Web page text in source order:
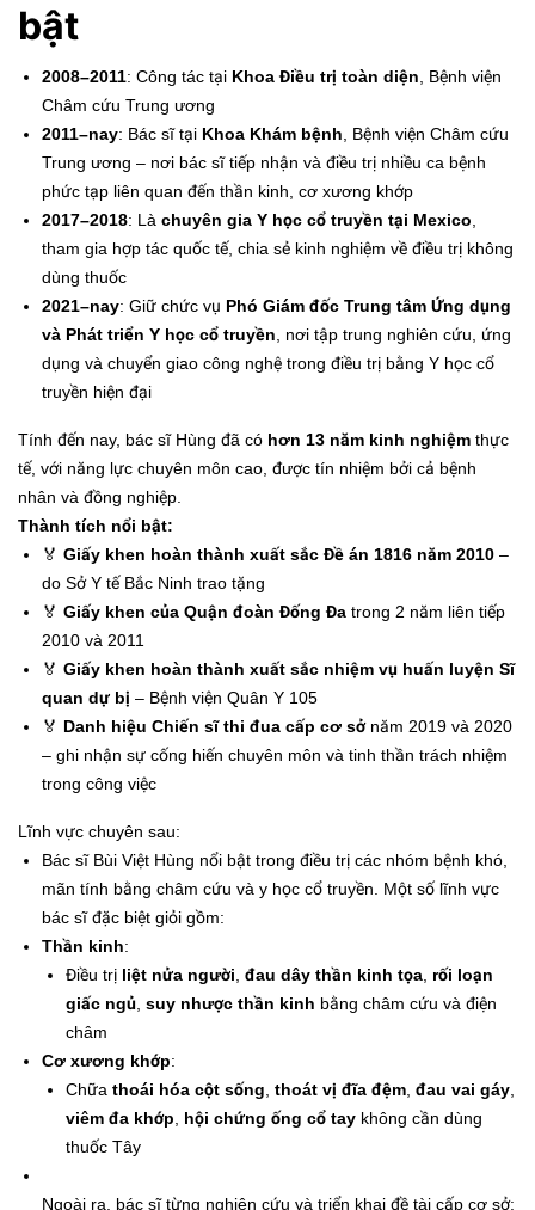
bật
2008–2011: Công tác tại Khoa Điều trị toàn diện , Bệnh viện
Châm cứu Trung ương
2011–nay: Bác sĩ tại Khoa Khám bệnh , Bệnh viện Châm cứu
Trung ương – nơi bác sĩ tiếp nhận và điều trị nhiều ca bệnh
phức tạp liên quan đến thần kinh, cơ xương khớp
2017–2018: Là chuyên gia Y học cổ truyền tại Mexico
tham gia hợp tác quốc tế, chia sẻ kinh nghiệm về điều trị không
dùng thuốc
2021–nay: Giữ chức vụ Phó Giám đốc Trung tâm Ứng dụng
và Phát triển Y học cổ truyền , nơi tập trung nghiên cứu, ứng
dụng và chuyển giao công nghệ trong điều trị bằng Y học cổ
truyền hiện đại
Tính đến nay, bác sĩ Hùng đã có hơn 13 năm kinh nghiệm thực
tế, với năng lực chuyên môn cao, được tín nhiệm bởi cả bệnh
nhân và đồng nghiệp.
Thành tích nổi bật:
🏅 Giấy khen hoàn thành xuất sắc Đề án 1816 năm 2010 –
do Sở Y tế Bắc Ninh trao tặng
🏅 Giấy khen của Quận đoàn Đống Đa trong 2 năm liên tiếp
2010 và 2011
🏅 Giấy khen hoàn thành xuất sắc nhiệm vụ huấn luyện Sĩ
quan dự bị – Bệnh viện Quân Y 105
🏅 Danh hiệu Chiến sĩ thi đua cấp cơ sởnăm 2019 và 2020
– ghi nhận sự cống hiến chuyên môn và tinh thần trách nhiệm
trong công việc
Lĩnh vực chuyên sau:
Bác sĩ Bùi Việt Hùng nổi bật trong điều trị các nhóm bệnh khó,
mãn tính bằng châm cứu và y học cổ truyền. Một số lĩnh vực
bác sĩ đặc biệt giỏi gồm:
Thần kinh:
Điều trị liệt nửa người đau dây thần kinh tọa rối loạn
giấc ngủ suy nhược thần kinh bằng châm cứu và điện
châm
Cơ xương khớp:
Chữa thoái hóa cột sống thoát vị đĩa đệm đau vai gáy
viêm đa khớp
hội chứng ống cổ tay không cần dùng
thuốc Tây
Ngoài ra, bác sĩ từng nghiên cứu và triển khai đề tài cấp cơ sở: